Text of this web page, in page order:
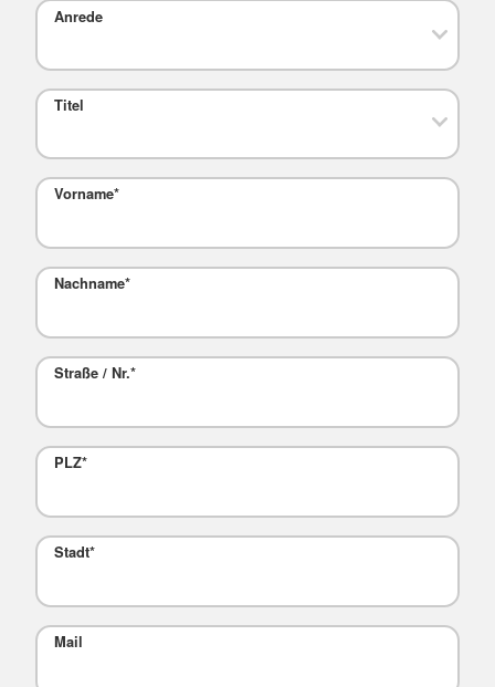
Anrede
Titel
Vorname*
Nachname*
Straße / Nr.*
PLZ*
Stadt*
Mail